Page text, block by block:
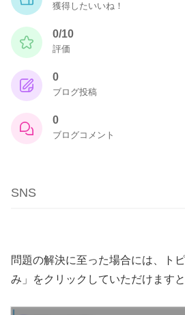
獲得したいいね！
0/10
評価
0
ブログ投稿
0
ブログコメント
SNS
問題の解決に至った場合には、ト
み」をクリックしていただけますと